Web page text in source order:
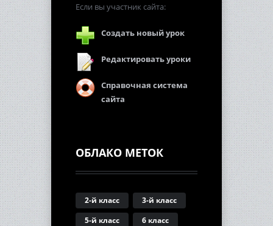
Если вы участник сайта:
Создать новый урок
Редактировать уроки
Справочная система
сайта
ОБЛАКО МЕТОК
2-й класс
3-й класс
5-й класс
6 класс